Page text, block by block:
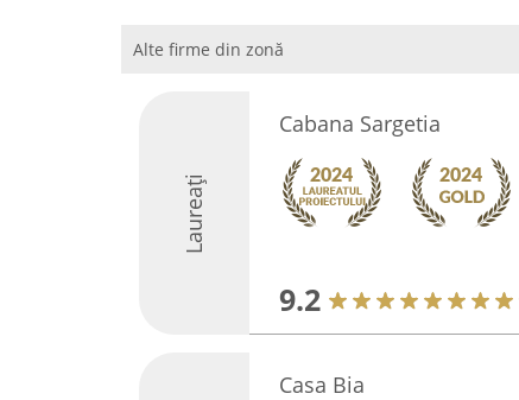
Alte firme din zonă
Laureați
Cabana Sargetia
9.2
Casa Bia